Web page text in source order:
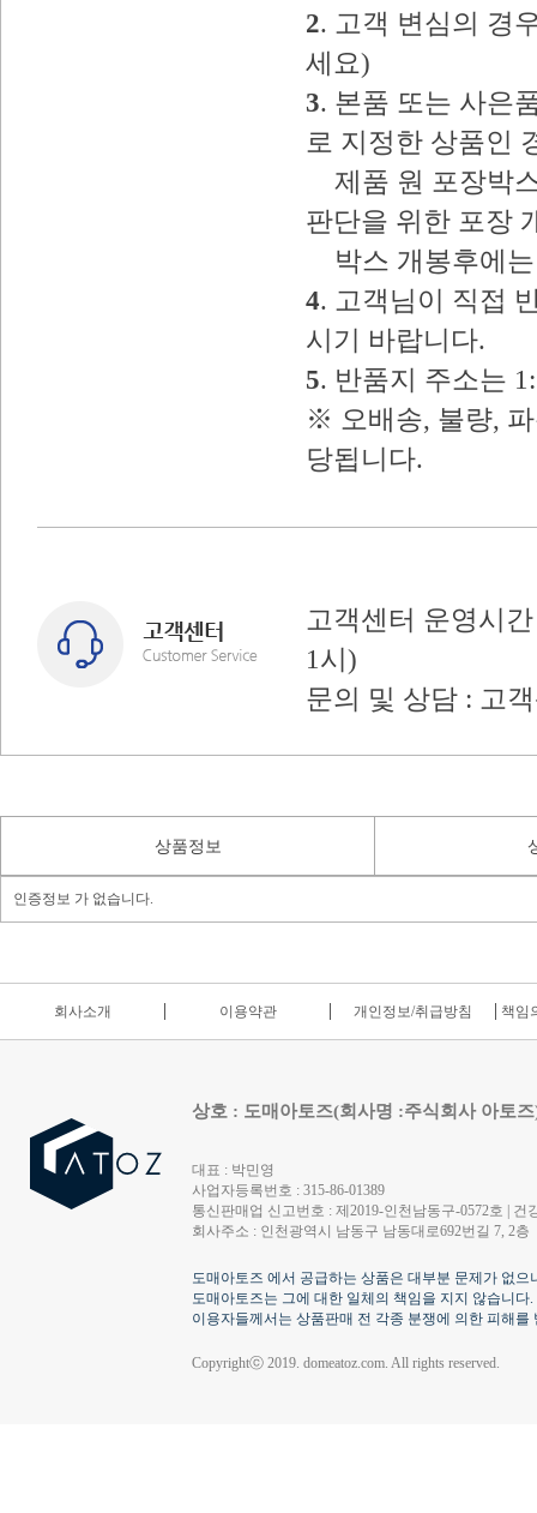
2. 고객 변심의 경
세요)
3. 본품 또는 사은
로 지정한 상품인
제품 원 포장박
판단을 위한 포장
박스 개봉후에는
4. 고객님이 직접
시기 바랍니다.
5. 반품지 주소는
※ 오배송, 불량,
당됩니다.
고객센터 운영시
1시)
문의 및 상담 : 고
상품정보
인증정보 가 없습니다.
회사소개 이용약관 개인정보/취급방침 책임
상호 : 도매아토즈(회사명 :주식회사 아토
대표 : 박민영
사업자등록번호 : 315-86-01389
통신판매업 신고번호 : 제2019-인천남동구-0572호 | 건
회사주소 : 인천광역시 남동구 남동대로692번길 7, 2층
도매아토즈 에서 공급하는 상품은 대부분 문제가 없
도매아토즈는 그에 대한 일체의 책임을 지지 않습니다.
이용자들께서는 상품판매 전 각종 분쟁에 의한 피해
Copyrightⓒ 2019. domeatoz.com. All rights reserved.